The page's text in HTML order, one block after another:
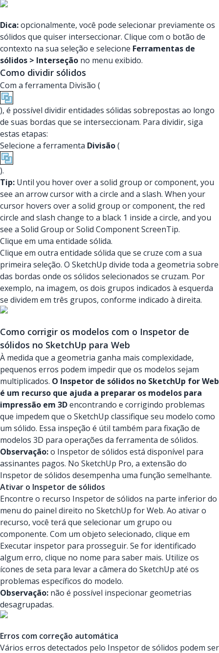
Dica:opcionalmente, você pode selecionar previamente os
sólidos que quiser interseccionar. Clique com o botão de
contexto na sua seleção e selecione Ferramentas de
sólidos > Interseção no menu exibido.
Como dividir sólidos
Com a ferramenta Divisão (
), é possível dividir entidades sólidas sobrepostas ao longo
de suas bordas que se interseccionam. Para dividir, siga
estas etapas:
Selecione a ferramenta Divisão(
).
Tip: Until you hover over a solid group or component, you
see an arrow cursor with a circle and a slash. When your
cursor hovers over a solid group or component, the red
circle and slash change to a black 1 inside a circle, and you
see a Solid Group or Solid Component ScreenTip.
Clique em uma entidade sólida.
Clique em outra entidade sólida que se cruze com a sua
primeira seleção. O SketchUp divide toda a geometria sobre
das bordas onde os sólidos selecionados se cruzam. Por
exemplo, na imagem, os dois grupos indicados à esquerda
se dividem em três grupos, conforme indicado à direita.
Como corrigir os modelos com o Inspetor de
sólidos no SketchUp para Web
À medida que a geometria ganha mais complexidade,
pequenos erros podem impedir que os modelos sejam
multiplicados. O Inspetor de sólidos no SketchUp for Web
é um recurso que ajuda a preparar os modelos para
impressão em 3Dencontrando e corrigindo problemas
que impedem que o SketchUp classifique seu modelo como
um sólido. Essa inspeção é útil também para fixação de
modelos 3D para operações da ferramenta de sólidos.
Observação:o Inspetor de sólidos está disponível para
assinantes pagos. No SketchUp Pro, a extensão do
Inspetor de sólidos desempenha uma função semelhante.
Ativar o Inspetor de sólidos
Encontre o recurso Inspetor de sólidos na parte inferior do
menu do painel direito no SketchUp for Web. Ao ativar o
recurso, você terá que selecionar um grupo ou
componente. Com um objeto selecionado, clique em
Executar inspetor para prosseguir. Se for identificado
algum erro, clique no nome para saber mais. Utilize os
ícones de seta para levar a câmera do SketchUp até os
problemas específicos do modelo.
Observação: não é possível inspecionar geometrias
desagrupadas.
Erros com correção automática
Vários erros detectados pelo Inspetor de sólidos podem ser